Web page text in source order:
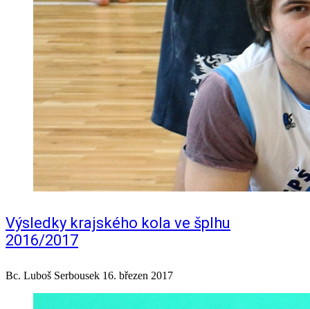
Výsledky krajského kola ve šplhu
2016/2017
Bc. Luboš Serbousek 16. březen 2017